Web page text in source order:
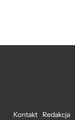
Kontakt Redakcja